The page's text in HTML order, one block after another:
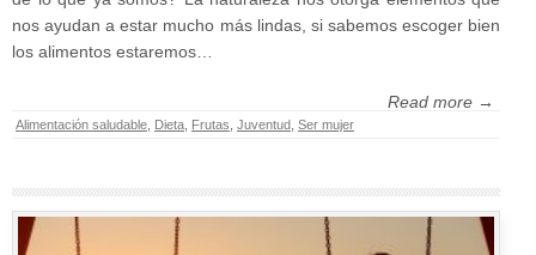
nos ayudan a estar mucho más lindas, si sabemos escoger bien
los alimentos estaremos…
Read more →
Alimentación saludable Dieta Frutas Juventud Ser mujer